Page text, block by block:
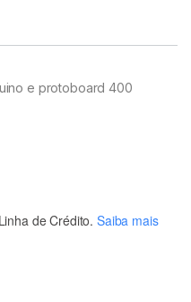
e protoboard 400
de Crédito. Saiba mais